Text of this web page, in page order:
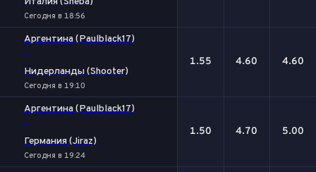
Сегодня в 18:56
Аргентина (Paulblack17)
-
Нидерланды (Shooter)
Сегодня в 19:10
1.55 4.60 4.60
Аргентина (Paulblack17)
-
Германия (Jiraz)
Сегодня в 19:24
1.50 4.70 5.00